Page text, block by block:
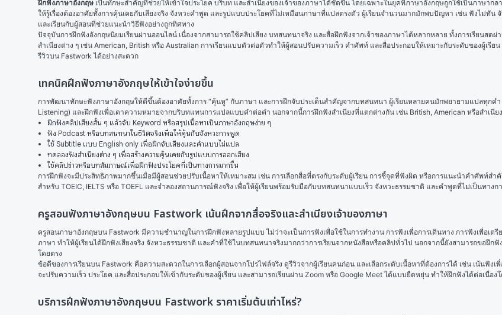
ฝึกฟังภาษาอังกฤษ เป็นทักษะสำคัญที่ช่วยให้เข้าใจประโยค บริบท และสำเนียงของเจ้าของภาษาได้ชัดขึ้น โดยเฉพาะในยุคที่ภาษาอังกฤษถูกใช้เป็นภาษาก
ให้รู้เรื่องต้องอาศัยทั้งการคุ้นเคยกับเสียงจริง จังหวะคำพูด และรูปแบบประโยคที่ไม่เหมือนภาษาที่แปลตรงตัว ผู้เรียนจำนวนมากมักพบปัญหา เช่น ฟังไม่ทัน
และเรียนกับผู้สอนที่ช่วยแนะนำวิธีฟังอย่างถูกทิศทาง
ปัจจุบันการฝึกฟังอังกฤษนิยมเรียนผ่านออนไลน์ เนื่องจากสามารถใช้คลิปเสียง บทสนทนาจริง และสื่อฝึกฟังจากเจ้าของภาษาได้หลากหลาย ทั้งการเรียนสด
สำเนียงต่าง ๆ เช่น American, British หรือ Australian การเรียนแบบตัวต่อตัวทำให้ผู้สอนปรับความเร็ว คำศัพท์ และสื่อประกอบให้เหมาะกับระดับของผู้เรี
รีวิวบน Fastwork ได้อย่างสะดวก
เทคนิคฝึกฟังภาษาอังกฤษให้เข้าใจง่ายขึ้น
การพัฒนาทักษะฟังภาษาอังกฤษให้ดีขึ้นต้องอาศัยทั้งการ “คุ้นหู” กับภาษา และการฝึกจับประเด็นสำคัญจากบทสนทนา ผู้เรียนหลายคนมักพยายามแปลทุก
Listening) และฝึกฟังเพื่อเดาความหมายจากบริบทแทนการแปลแบบคำต่อคำ นอกจากนี้การฝึกฟังสำเนียงที่แตกต่างกัน เช่น British, American หรือสำเนี
ฝึกฟังคลิปเสียงสั้น ๆ แล้วจับ Keyword หรือสรุปเนื้อหาเป็นภาษาอังกฤษง่าย ๆ
ฟัง Podcast หรือบทสนทนาในชีวิตจริงเพื่อให้คุ้นกับจังหวะการพูด
ใช้ Subtitle แบบ English only เพื่อฝึกจับเสียงและคำแบบไม่แปล
ทดลองฟังสำเนียงต่าง ๆ เพื่อสร้างความคุ้นเคยกับรูปแบบการออกเสียง
ใช้คลิปข่าวหรือบทสัมภาษณ์เพื่อฝึกฟังประโยคที่เป็นทางการมากขึ้น
การฝึกฟังจะมีประสิทธิภาพมากขึ้นเมื่อมีผู้สอนช่วยปรับเนื้อหาให้เหมาะสม เช่น การเลือกสื่อที่ตรงกับระดับผู้เรียน การชี้จุดที่ฟังผิด หรือการแนะนำคำศัพท์ส
สำหรับ TOEIC, IELTS หรือ TOEFL และจำลองสถานการณ์ฟังจริง เพื่อให้ผู้เรียนพร้อมรับมือกับบทสนทนาแบบเร็ว จังหวะธรรมชาติ และคำพูดที่ไม่เป็นทางก
ครูสอนฟังภาษาอังกฤษบน Fastwork เน้นฝึกจากสื่อจริงและสำเนียงเจ้าของภาษา
ครูสอนภาษาอังกฤษบน Fastwork มีความชำนาญในการฝึกฟังหลายรูปแบบ ไม่ว่าจะเป็นการฟังเพื่อใช้ในการทำงาน การฟังเพื่อการเดินทาง การฟังเพื่อเต
ภาษา ทำให้ผู้เรียนได้ฝึกฟังเสียงจริง จังหวะธรรมชาติ และคำที่ใช้ในบทสนทนาจริงมากกว่าการเรียนจากหนังสือหรือคลิปทั่วไป นอกจากนี้ยังสามารถขอฝึก
โดยตรง
ข้อดีของการเรียนบน Fastwork คือความสะดวกในการเลือกผู้สอนจากโปรไฟล์จริง ดูรีวิวจากผู้เรียนคนก่อน และเลือกระดับเนื้อหาที่ต้องการได้ เช่น เน้นฟัง
จะปรับความเร็ว ประโยค และสื่อประกอบให้เข้ากับระดับของผู้เรียน และสามารถเรียนผ่าน Zoom หรือ Google Meet ได้แบบยืดหยุ่น ทำให้ฝึกฟังได้ต่อเนื่อง
บริการฝึกฟังภาษาอังกฤษบน Fastwork ราคาเริ่มต้นเท่าไหร่?